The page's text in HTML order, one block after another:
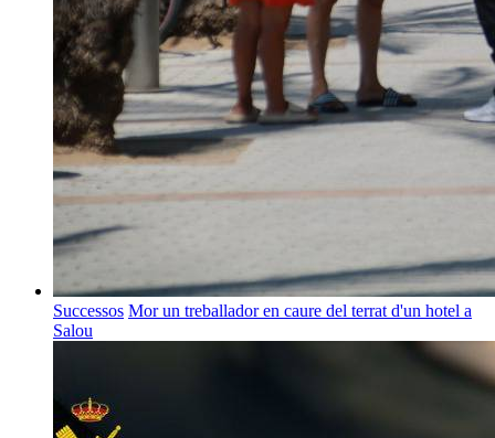
Successos Mor un treballador en caure del terrat d'un hotel a
Salou